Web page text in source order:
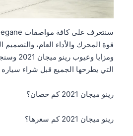
قوة المحرك والأداء العام، والتصميم
ومزايا
التي يطرحها الجميع قبل شراء
رينو ميجان 2021 كم حصان؟
رينو ميجان 2021 كم سعرها؟